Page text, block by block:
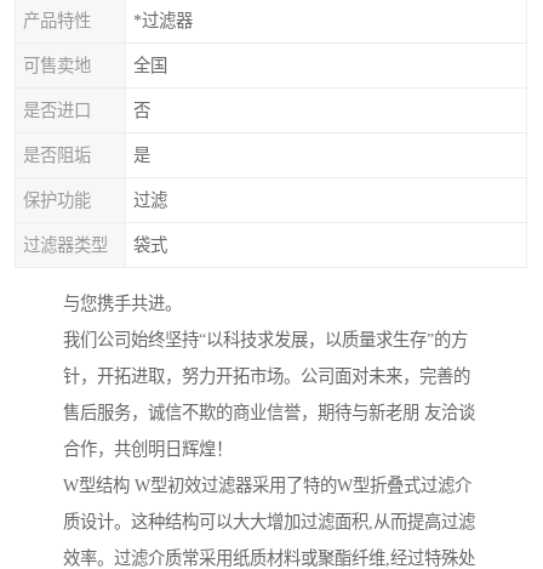
产品特性 *过滤器
可售卖地 全国
是否进口 否
是否阻垢 是
保护功能 过滤
过滤器类型 袋式
与您携手共进。
我们公司始终坚持“以科技求发展，以质量求生存”的方
针，开拓进取，努力开拓市场。公司面对未来，完善的
售后服务，诚信不欺的商业信誉，期待与新老朋 友洽谈
合作，共创明日辉煌！
W型结构 W型初效过滤器采用了特的W型折叠式过滤介
质设计。这种结构可以大大增加过滤面积,从而提高过滤
效率。过滤介质常采用纸质材料或聚酯纤维,经过特殊处